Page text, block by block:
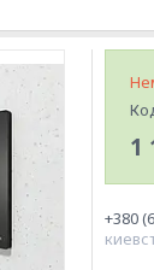
1
+380